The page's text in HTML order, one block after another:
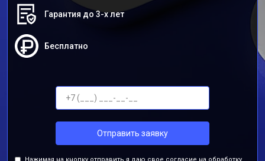
Гарантия до 3-х лет
Бесплатно
Отправить заявку